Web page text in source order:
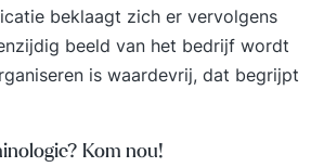
Bedrijfskunde bereidt jou
als manager of
in verschillende branches. Je
Marketing
beklaagt zich er vervolgens
beeld van het bedrijf wordt
is waardevrij, dat begrijpt
Kom nou!